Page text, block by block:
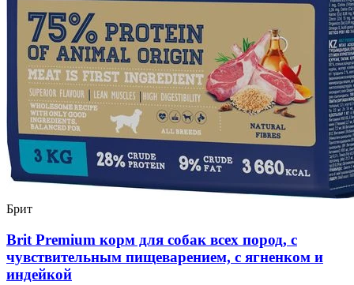
Брит
Brit Premium корм для собак всех пород, с
чувствительным пищеварением, с ягненком и
индейкой